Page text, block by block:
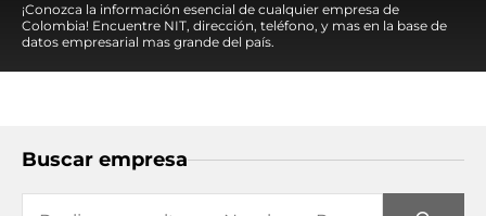
¡Conozca la información esencial de cualquier empresa de
Colombia! Encuentre NIT, dirección, teléfono, y mas en la base de
datos empresarial mas grande del país.
Buscar empresa